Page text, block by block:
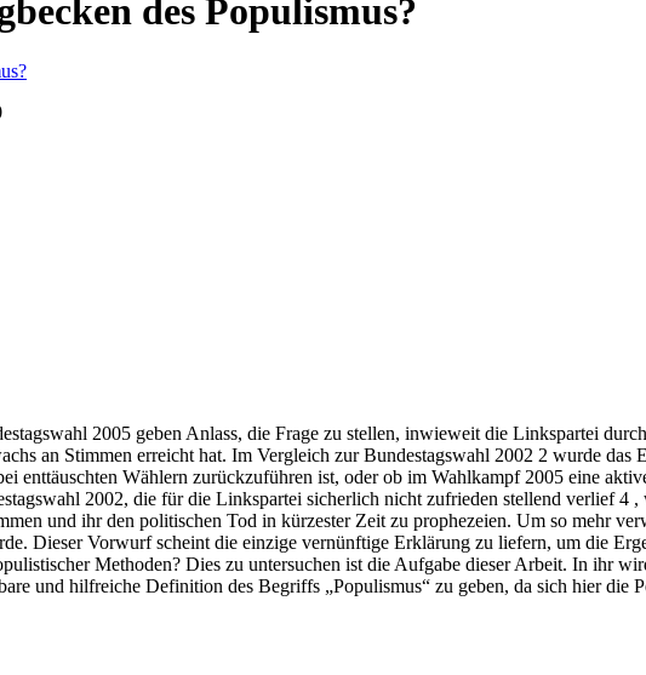
des Populismus?
2005 geben Anlass, die Frage zu stellen, inwieweit die Linkspartei
an Stimmen erreicht hat. Im Vergleich zur Bundestagswahl 2002 2 wurde
enttäuschten Wählern zurückzuführen ist, oder ob im Wahlkampf 2005 eine
2002, die für die Linkspartei sicherlich nicht zufrieden stellend verlief 4
und ihr den politischen Tod in kürzester Zeit zu prophezeien. Um so mehr
Dieser Vorwurf scheint die einzige vernünftige Erklärung zu liefern, um die
Methoden? Dies zu untersuchen ist die Aufgabe dieser Arbeit. In ihr
und hilfreiche Definition des Begriffs „Populismus“ zu geben, da sich hier die